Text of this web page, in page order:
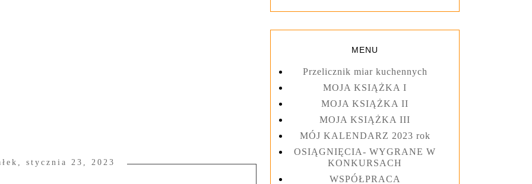
stycznia 23, 2023
MENU
Przelicznik miar kuchennych
MOJA KSIĄŻKA I
MOJA KSIĄŻKA II
MOJA KSIĄŻKA III
MÓJ KALENDARZ 2023 rok
OSIĄGNIĘCIA- WYGRANE W
KONKURSACH
WSPÓŁPRACA